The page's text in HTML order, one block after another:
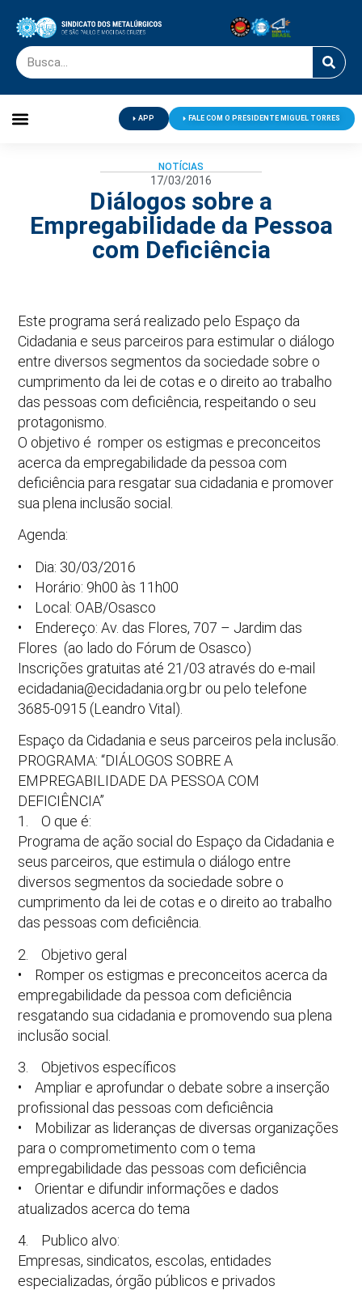
APP FALE COM O PRESIDENTE MIGUEL TORRES
NOTÍCIAS
17/03/2016
Diálogos sobre a
Empregabilidade da Pessoa
com Deficiência
Este programa será realizado pelo Espaço da
Cidadania e seus parceiros para estimular o diálogo
entre diversos segmentos da sociedade sobre o
cumprimento da lei de cotas e o direito ao trabalho
das pessoas com deficiência, respeitando o seu
protagonismo.
O objetivo é romper os estigmas e preconceitos
acerca da empregabilidade da pessoa com
deficiência para resgatar sua cidadania e promover
sua plena inclusão social.
Agenda:
• Dia: 30/03/2016
• Horário: 9h00 às 11h00
• Local: OAB/Osasco
• Endereço: Av. das Flores, 707 – Jardim das
Flores (ao lado do Fórum de Osasco)
Inscrições gratuitas até 21/03 através do e-mail
ecidadania@ecidadania.org.br ou pelo telefone
3685-0915 (Leandro Vital).
Espaço da Cidadania e seus parceiros pela inclusão.
PROGRAMA: “DIÁLOGOS SOBRE A
EMPREGABILIDADE DA PESSOA COM
DEFICIÊNCIA”
1. O que é:
Programa de ação social do Espaço da Cidadania e
seus parceiros, que estimula o diálogo entre
diversos segmentos da sociedade sobre o
cumprimento da lei de cotas e o direito ao trabalho
das pessoas com deficiência.
2. Objetivo geral
• Romper os estigmas e preconceitos acerca da
empregabilidade da pessoa com deficiência
resgatando sua cidadania e promovendo sua plena
inclusão social.
3. Objetivos específicos
• Ampliar e aprofundar o debate sobre a inserção
profissional das pessoas com deficiência
• Mobilizar as lideranças de diversas organizações
para o comprometimento com o tema
empregabilidade das pessoas com deficiência
• Orientar e difundir informações e dados
atualizados acerca do tema
4. Publico alvo:
Empresas, sindicatos, escolas, entidades
especializadas, órgão públicos e privados